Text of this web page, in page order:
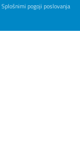
Splošnimi pogoji poslovanja